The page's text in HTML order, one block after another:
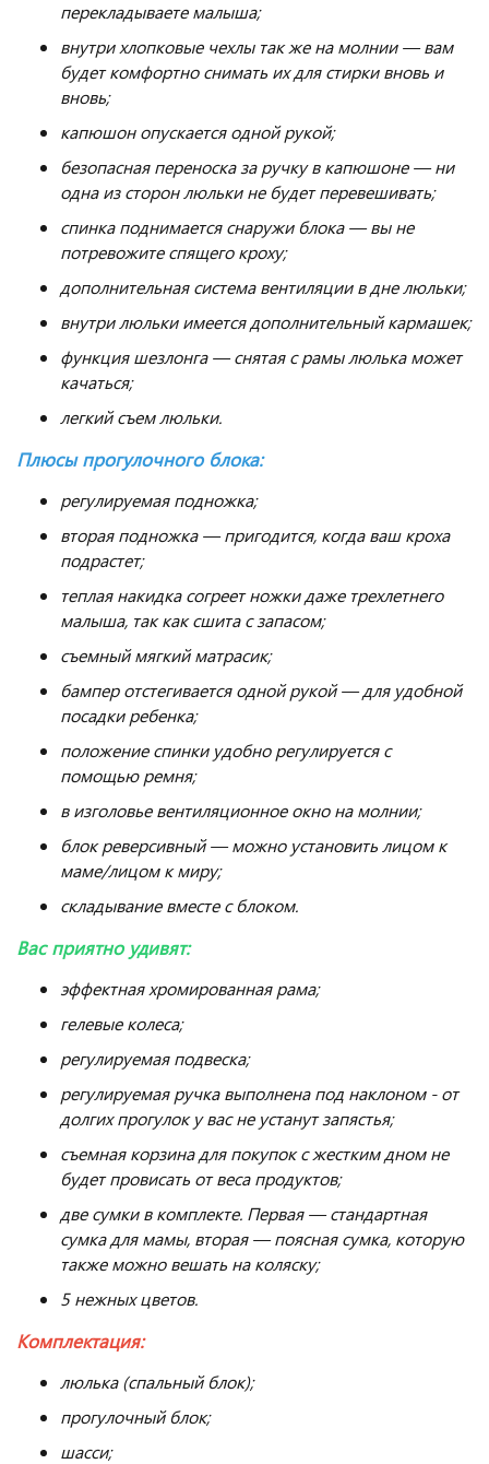
перекладываете малыша;
внутри хлопковые чехлы так же на молнии — вам
будет комфортно снимать их для стирки вновь и
вновь;
капюшон опускается одной рукой;
безопасная переноска за ручку в капюшоне — ни
одна из сторон люльки не будет перевешивать;
спинка поднимается снаружи блока — вы не
потревожите спящего кроху;
дополнительная система вентиляции в дне люльки;
внутри люльки имеется дополнительный кармашек;
функция шезлонга — снятая с рамы люлька может
качаться;
легкий съем люльки.
Плюсы прогулочного блока:
регулируемая подножка;
вторая подножка — пригодится, когда ваш кроха
подрастет;
теплая накидка согреет ножки даже трехлетнего
малыша, так как сшита с запасом;
съемный мягкий матрасик;
бампер отстегивается одной рукой — для удобной
посадки ребенка;
положение спинки удобно регулируется с
помощью ремня;
в изголовье вентиляционное окно на молнии;
блок реверсивный — можно установить лицом к
маме/лицом к миру;
складывание вместе с блоком.
Вас приятно удивят:
эффектная хромированная рама;
гелевые колеса;
регулируемая подвеска;
регулируемая ручка выполнена под наклоном - от
долгих прогулок у вас не устанут запястья;
съемная корзина для покупок с жестким дном не
будет провисать от веса продуктов;
две сумки в комплекте. Первая — стандартная
сумка для мамы, вторая — поясная сумка, которую
также можно вешать на коляску;
5 нежных цветов.
Комплектация:
люлька (спальный блок);
прогулочный блок;
шасси;